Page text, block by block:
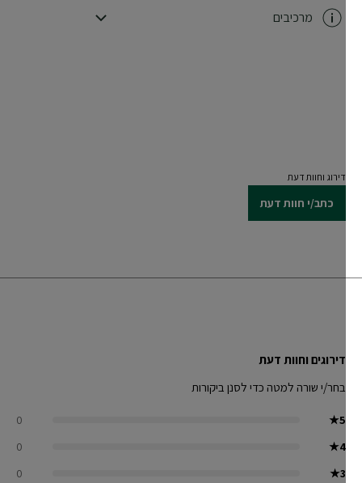
מרכיבים
דירוג וחוות דעת
כתב/י חוות דעת
דירוגים וחוות דעת
בחר/י שורה למטה כדי לסנן ביקורות
★